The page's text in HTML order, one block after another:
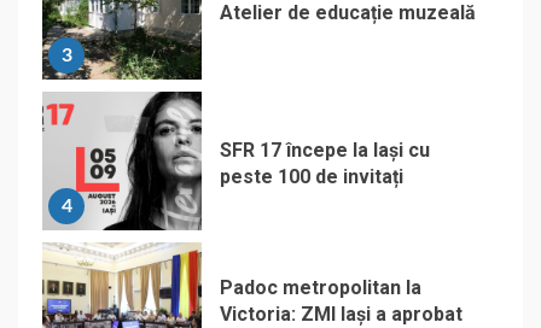
3
Atelier de educație muzeală
4
SFR 17 începe la Iași cu
peste 100 de invitați
Padoc metropolitan la
Victoria: ZMI Iași a aprobat